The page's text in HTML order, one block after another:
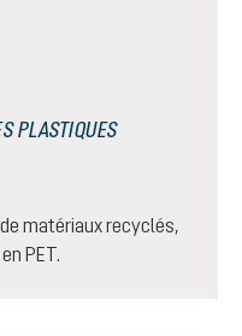
PLASTIQUES
matériaux recyclés,
PET.